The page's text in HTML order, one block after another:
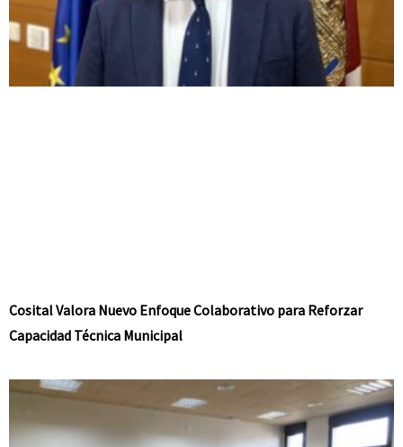
Cosital Valora Nuevo Enfoque Colaborativo para Reforzar
Capacidad Técnica Municipal